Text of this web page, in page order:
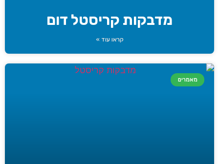
מדבקות קריסטל דום
קראו עוד »
מאמרים